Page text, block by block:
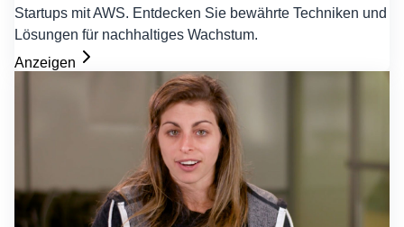
Startups mit AWS. Entdecken Sie bewährte Techniken und
Lösungen für nachhaltiges Wachstum.
Anzeigen